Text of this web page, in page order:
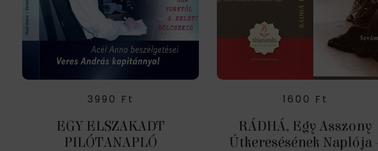
3990 Ft
EGY ELSZAKADT
PILÓTANAPLÓ
1600 Ft
RÁDHÁ, Egy Asszony
Útkeresésének Naplója